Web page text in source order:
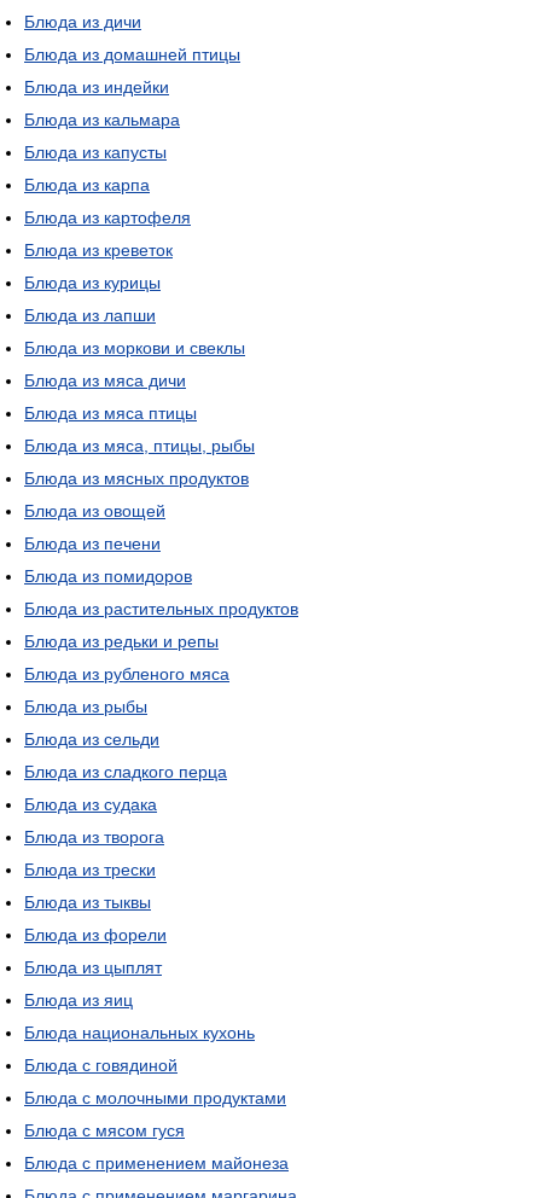
Блюда из дичи
Блюда из домашней птицы
Блюда из индейки
Блюда из кальмара
Блюда из капусты
Блюда из карпа
Блюда из картофеля
Блюда из креветок
Блюда из курицы
Блюда из лапши
Блюда из моркови и свеклы
Блюда из мяса дичи
Блюда из мяса птицы
Блюда из мяса, птицы, рыбы
Блюда из мясных продуктов
Блюда из овощей
Блюда из печени
Блюда из помидоров
Блюда из растительных продуктов
Блюда из редьки и репы
Блюда из рубленого мяса
Блюда из рыбы
Блюда из сельди
Блюда из сладкого перца
Блюда из судака
Блюда из творога
Блюда из трески
Блюда из тыквы
Блюда из форели
Блюда из цыплят
Блюда из яиц
Блюда национальных кухонь
Блюда с говядиной
Блюда с молочными продуктами
Блюда с мясом гуся
Блюда с применением майонеза